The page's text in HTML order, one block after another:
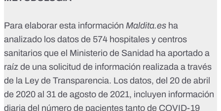
Para elaborar esta información Maldita.es ha
analizado los datos de 574 hospitales y centros
sanitarios que el Ministerio de Sanidad ha aportado a
raíz de una solicitud de información realizada a través
de la Ley de Transparencia. Los datos, del 20 de abril
de 2020 al 31 de agosto de 2021, incluyen información
diaria del número de pacientes tanto de COVID-19